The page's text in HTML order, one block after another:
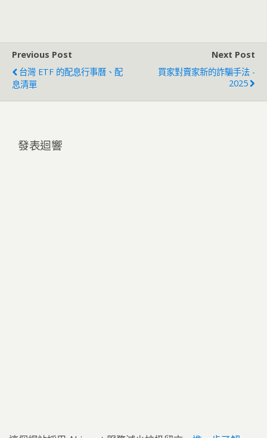
Previous Post
台灣 ETF 的配息行事曆、配
息清單
Next Post
買家對賣家新的詐騙手法 -
2025
發表迴響